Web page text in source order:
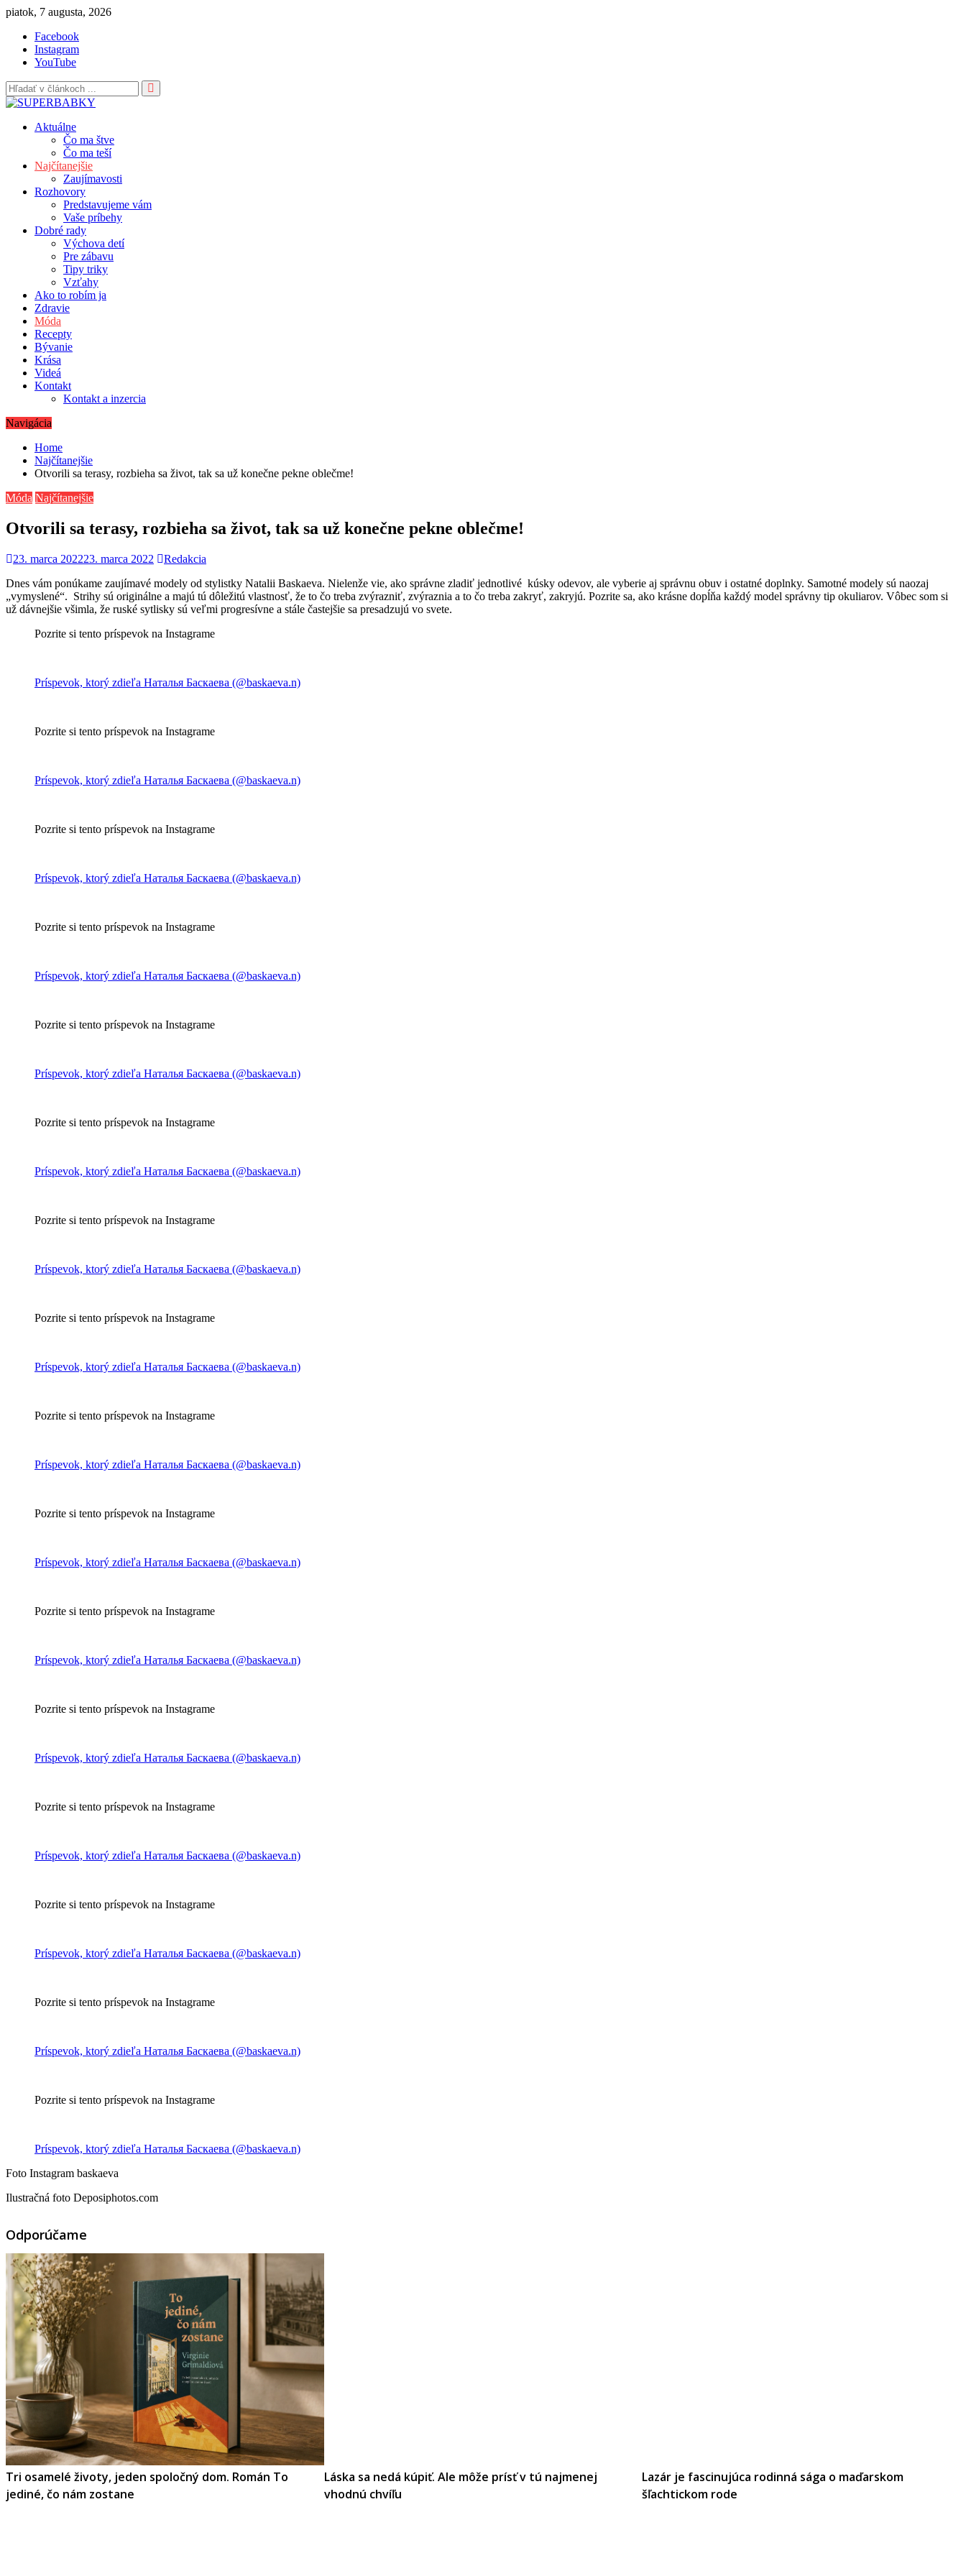
Skip
content
piatok, 7 augusta, 2026
Facebook
Instagram
YouTube
Aktuálne
Čo ma štve
Čo ma teší
Najčítanejšie
Zaujímavosti
Rozhovory
Predstavujeme vám
Vaše príbehy
Dobré rady
Výchova detí
Pre zábavu
Tipy triky
Vzťahy
Ako to robím ja
Zdravie
Móda
Recepty
Bývanie
Krása
Videá
Kontakt
Kontakt a inzercia
Navigácia
Home
Najčítanejšie
Otvorili sa terasy, rozbieha sa život, tak sa už konečne pekne oblečme!
Móda Najčítanejšie
Otvorili sa terasy, rozbieha sa život, tak sa už konečne pekne oblečme!
23. marca 202223. marca 2022
Redakcia
Dnes vám ponúkame zaujímavé modely od stylistky Natalii Baskaeva. Nielenže vie, ako správne zladiť jednotlivé kúsky odevov, ale vyberie aj správnu obuv i ostatné doplnky. Samotné modely sú naozaj
„vymyslené“. Strihy sú originálne a majú tú dôležitú vlastnosť, že to čo treba zvýrazniť, zvýraznia a to čo treba zakryť, zakryjú. Pozrite sa, ako krásne dopĺňa každý model správny tip okuliarov. Vôbec som si
už dávnejšie všimla, že ruské sytlisky sú veľmi progresívne a stále častejšie sa presadzujú vo svete.
Pozrite si tento príspevok na Instagrame
Príspevok, ktorý zdieľa Наталья Баскаева (@baskaeva.n)
Pozrite si tento príspevok na Instagrame
Príspevok, ktorý zdieľa Наталья Баскаева (@baskaeva.n)
Pozrite si tento príspevok na Instagrame
Príspevok, ktorý zdieľa Наталья Баскаева (@baskaeva.n)
Pozrite si tento príspevok na Instagrame
Príspevok, ktorý zdieľa Наталья Баскаева (@baskaeva.n)
Pozrite si tento príspevok na Instagrame
Príspevok, ktorý zdieľa Наталья Баскаева (@baskaeva.n)
Pozrite si tento príspevok na Instagrame
Príspevok, ktorý zdieľa Наталья Баскаева (@baskaeva.n)
Pozrite si tento príspevok na Instagrame
Príspevok, ktorý zdieľa Наталья Баскаева (@baskaeva.n)
Pozrite si tento príspevok na Instagrame
Príspevok, ktorý zdieľa Наталья Баскаева (@baskaeva.n)
Pozrite si tento príspevok na Instagrame
Príspevok, ktorý zdieľa Наталья Баскаева (@baskaeva.n)
Pozrite si tento príspevok na Instagrame
Príspevok, ktorý zdieľa Наталья Баскаева (@baskaeva.n)
Pozrite si tento príspevok na Instagrame
Príspevok, ktorý zdieľa Наталья Баскаева (@baskaeva.n)
Pozrite si tento príspevok na Instagrame
Príspevok, ktorý zdieľa Наталья Баскаева (@baskaeva.n)
Pozrite si tento príspevok na Instagrame
Príspevok, ktorý zdieľa Наталья Баскаева (@baskaeva.n)
Pozrite si tento príspevok na Instagrame
Príspevok, ktorý zdieľa Наталья Баскаева (@baskaeva.n)
Pozrite si tento príspevok na Instagrame
Príspevok, ktorý zdieľa Наталья Баскаева (@baskaeva.n)
Pozrite si tento príspevok na Instagrame
Príspevok, ktorý zdieľa Наталья Баскаева (@baskaeva.n)
Foto Instagram baskaeva
Ilustračná foto Deposiphotos.com
Odporúčame
Tri osamelé životy, jeden spoločný dom. Román To
jediné, čo nám zostane
Láska sa nedá kúpiť. Ale môže prísť v tú najmenej
vhodnú chvíľu
Lazár je fascinujúca rodinná sága o maďarskom
šľachtickom rode